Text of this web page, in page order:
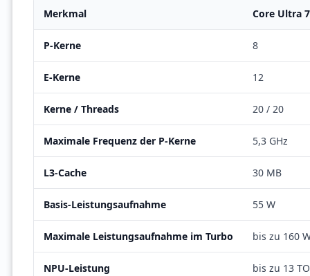
Merkmal Core Ultra
P-Kerne 8
E-Kerne 12
Kerne / Threads 20 / 20
Maximale Frequenz der P-Kerne 5,3 GHz
L3-Cache 30 MB
Basis-Leistungsaufnahme 55 W
Maximale Leistungsaufnahme im Turbo bis zu 160
NPU-Leistung bis zu 13